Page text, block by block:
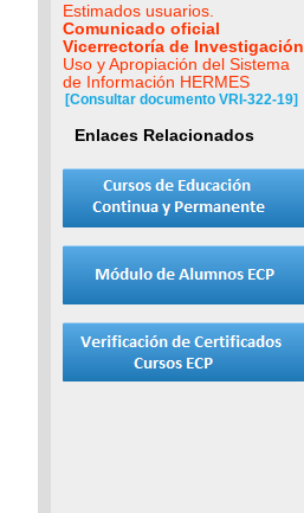
Estimados usuarios.
Comunicado oficial
Vicerrectoría de Investigación
Uso y Apropiación del Sistema
de Información HERMES
[Consultar documento VRI-322-19]
Enlaces Relacionados